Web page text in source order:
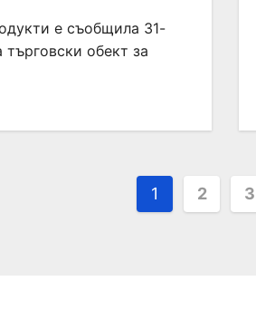
е съобщила 31-
обект за
1 2 3